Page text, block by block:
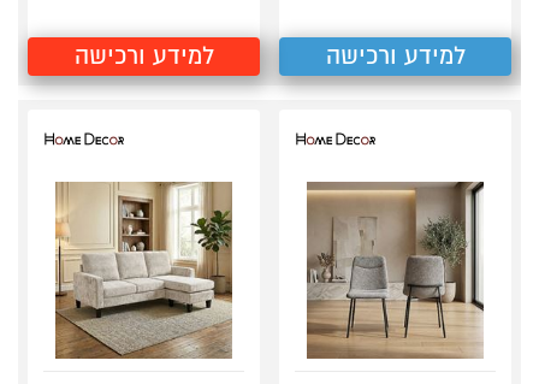
למידע ורכישה למידע ורכישה